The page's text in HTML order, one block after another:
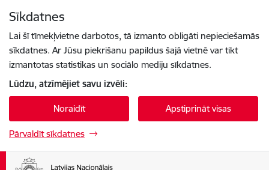
Sīkdatnes
Lai šī tīmekļvietne darbotos, tā izmanto obligāti nepieciešamās
sīkdatnes. Ar Jūsu piekrišanu papildus šajā vietnē var tikt
izmantotas statistikas un sociālo mediju sīkdatnes.
Lūdzu, atzīmējiet savu izvēli:
Noraidīt Apstiprināt visas
Pārvaldīt sīkdatnes